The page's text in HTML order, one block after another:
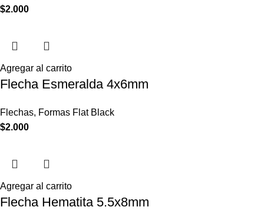
$2.000
Agregar al carrito
Flecha Esmeralda 4x6mm
Flechas, Formas Flat Black
$2.000
Agregar al carrito
Flecha Hematita 5.5x8mm